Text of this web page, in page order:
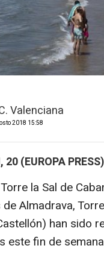
Valenciana
2018 15:58
20 (EUROPA PRESS)
la Sal de
Almadrava,
han sido
este fin de